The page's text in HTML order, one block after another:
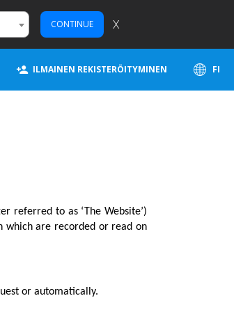
CONTINUE X
ILMAINEN REKISTERÖITYMINEN FI